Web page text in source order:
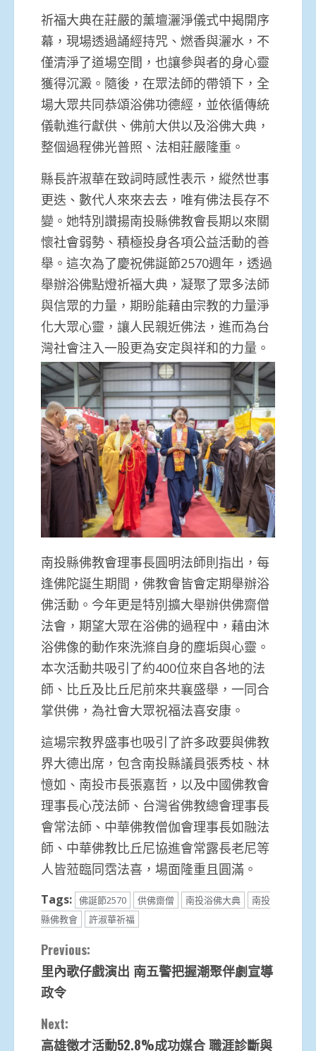
祈福大典在莊嚴的薰壇灑淨儀式中揭開序
幕，現場透過誦經持咒、燃香與灑水，不
僅清淨了道場空間，也讓參與者的身心靈
獲得沉澱。隨後，在眾法師的帶領下，全
場大眾共同恭頌浴佛功德經，並依循傳統
儀軌進行獻供、佛前大供以及浴佛大典，
整個過程佛光普照、法相莊嚴隆重。
縣長許淑華在致詞時感性表示，縱然世事
更迭、數代人來來去去，唯有佛法長存不
變。她特別讚揚南投縣佛教會長期以來關
懷社會弱勢、積極投身各項公益活動的善
舉。這次為了慶祝佛誕節2570週年，透過
舉辦浴佛點燈祈福大典，凝聚了眾多法師
與信眾的力量，期盼能藉由宗教的力量淨
化大眾心靈，讓人民親近佛法，進而為台
灣社會注入一股更為安定與祥和的力量。
南投縣佛教會理事長圓明法師則指出，每
逢佛陀誕生期間，佛教會皆會定期舉辦浴
佛活動。今年更是特別擴大舉辦供佛齋僧
法會，期望大眾在浴佛的過程中，藉由沐
浴佛像的動作來洗滌自身的塵垢與心靈。
本次活動共吸引了約400位來自各地的法
師、比丘及比丘尼前來共襄盛舉，一同合
掌供佛，為社會大眾祝福法喜安康。
這場宗教界盛事也吸引了許多政要與佛教
界大德出席，包含南投縣議員張秀枝、林
憶如、南投市長張嘉哲，以及中國佛教會
理事長心茂法師、台灣省佛教總會理事長
會常法師、中華佛教僧伽會理事長如融法
師、中華佛教比丘尼協進會常露長老尼等
人皆蒞臨同霑法喜，場面隆重且圓滿。
Tags: 佛誕節2570 供佛齋僧 南投浴佛大典
南投
縣佛教會
許淑華祈福
Continue
Reading
Previous:
里內歌仔戲演出 南五警把握潮聚伴劇宣導
政令
Next:
高雄徵才活動52.8%成功媒合 職涯診斷與